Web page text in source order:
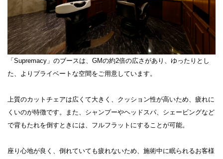
「Supremacy」のブースは、GMの約2倍の広さがあり、ゆったりとし
た、よりプライベートな空間をご用意しています。
上質のカットチェアは広くて大きく、クッション性が高いため、疲れに
くいのが特徴です。また、シャンプーやヘッドスパ、シェービングなど
で背もたれを倒すときには、フルフラットにすることが可能。
座り心地が良く、倒れていても疲れないため、施術中に眠られるお客様